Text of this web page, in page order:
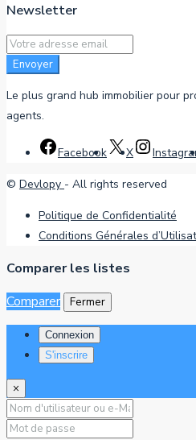
Newsletter
Envoyer
Le plus grand hub immobilier pour
agents.
Facebook X
© Devlopy - All rights reserved
Politique de Confidentialité
Conditions Générales
Comparer les listes
Comparer
Fermer
Connexion
S'inscrire
×